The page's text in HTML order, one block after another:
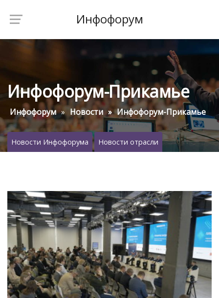
Инфофорум
Инфофорум-Прикамье
Инфофорум Новости Инфофорум-Прикамье
Новости Инфофорума Новости отрасли